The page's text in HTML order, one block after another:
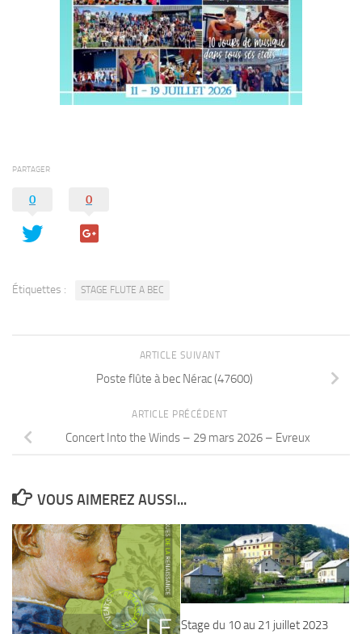
PARTAGER
0 0
Étiquettes : STAGE FLUTE A BEC
ARTICLE SUIVANT
Poste flûte à bec Nérac (47600)
ARTICLE PRÉCÉDENT
Concert Into the Winds – 29 mars 2026 – Evreux
VOUS AIMEREZ AUSSI...
Stage du 10 au 21 juillet 2023